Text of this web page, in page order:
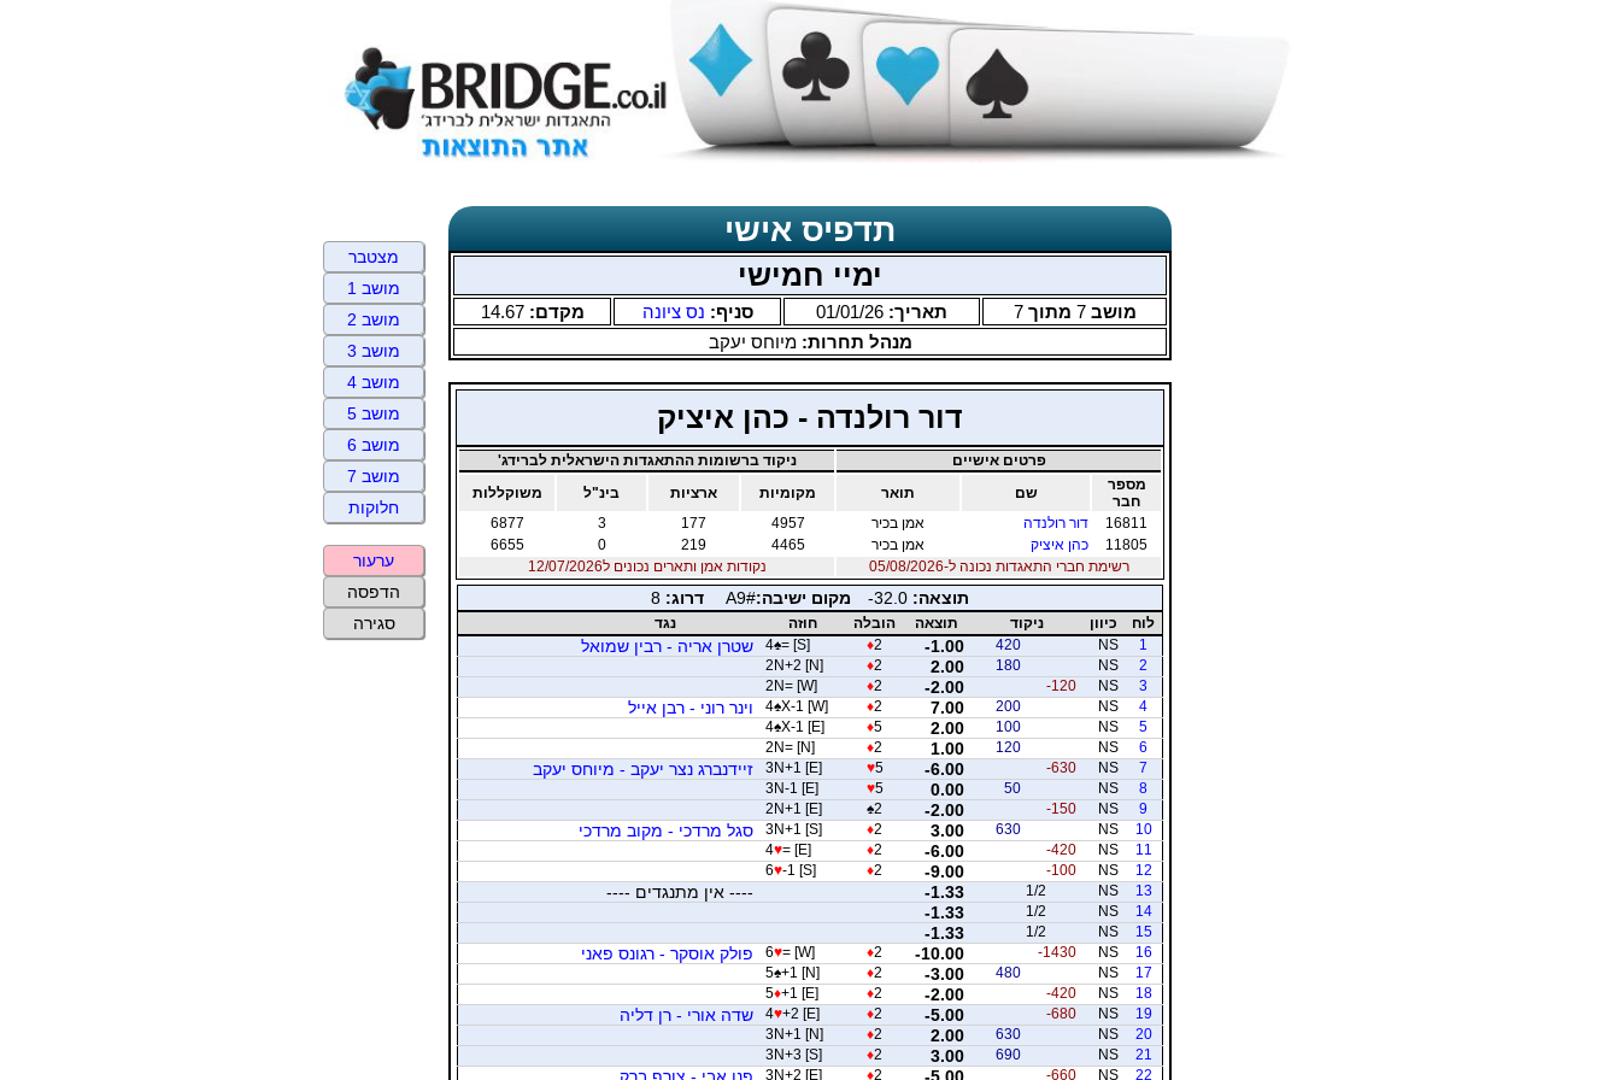
תדפיס אישי
ימיי חמישי
מושב7 מתוך7 תאריך: 01/01/26 סניף: נס ציונה מקדם:14.67
מנהל תחרות:מיוחס יעקב
דור רולנדה - כהן איציק
פרטים אישיים
ניקוד ברשומות ההתאגדות הישראלית לברידג'
מספר
חבר
שם תואר מקומיות ארציות בינ"ל
משוקללות
16811
דור רולנדה אמן בכיר 4957
177
3
6877
11805
כהן איציק אמן בכיר 4465
219
0
6655
רשימת חברי התאגדות נכונה ל-05/08/2026
נקודות אמן ותארים נכונים ל12/07/2026
תוצאה: -32.0 מקום ישיבה:A9# דרוג: 8
לוח כיוון ניקוד תוצאה הובלה חוזה
נגד
1
NS
420
-1.00
♦2
4♠= [S] שטרן אריה - רבין שמואל
2
NS
180
2.00
♦2
2N+2 [N]
3
NS
-120
-2.00
♦2
2N= [W]
4
NS
200
7.00
♦2
4♠X-1 [W] וינר רוני - רבן אייל
5
NS
100
2.00
♦5
4♠X-1 [E]
6
NS
120
1.00
♦2
2N= [N]
7
NS
-630
-6.00
♥5
3N+1 [E] זיידנברג נצר יעקב - מיוחס יעקב
8
NS
50
0.00
♥5
3N-1 [E]
9
NS
-150
-2.00
♠2
2N+1 [E]
10
NS
630
3.00
♦2
3N+1 [S] סגל מרדכי - מקוב מרדכי
11
NS
-420
-6.00
♦2
4♥= [E]
12
NS
-100
-9.00
♦2
6♥-1 [S]
13
NS
1/2
-1.33 ---- אין מתנגדים ----
14
NS
1/2
-1.33
15
NS
1/2
-1.33
16
NS
-1430
-10.00
♦2
6♥= [W] פולק אוסקר - רגונס פאני
17
NS
480
-3.00
♦2
5♠+1 [N]
18
NS
-420
-2.00
♦2
5♦+1 [E]
19
NS
-680
-5.00
♦2
4♥+2 [E] שדה אורי - רן דליה
20
NS
630
2.00
♦2
3N+1 [N]
21
NS
690
3.00
♦2
3N+3 [S]
22
NS
-660
-5.00
♦2
3N+2 [E] פנו אבי - צורף ברק
מצטבר
מושב 1
מושב 2
מושב 3
מושב 4
מושב 5
מושב 6
מושב 7
חלוקות
ערעור
הדפסה
סגירה